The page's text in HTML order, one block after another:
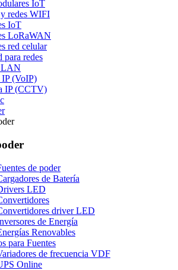
IoT
redes WIFI
IoT
LoRaWAN
red celular
para redes
LAN
(VoIP)
IP (CCTV)
de poder
de Batería
LED
driver LED
de Energía
Renovables
para Fuentes
de frecuencia VDF
Online